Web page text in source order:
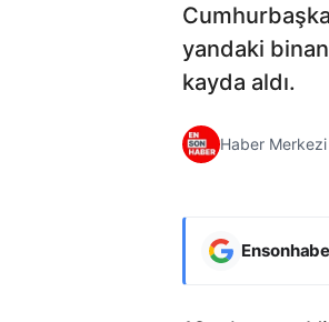
yandaki
kayda aldı.
Haber Merkezi